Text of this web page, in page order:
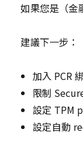
如果您是（金
建議下一步：
加入 PCR
限制
設定 TPM
設定自動